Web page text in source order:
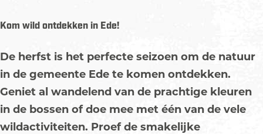
Kom wild ontdekken in Ede!
De herfst is het perfecte seizoen om de natuur
in de gemeente Ede te komen ontdekken.
Geniet al wandelend van de prachtige kleuren
in de bossen of doe mee met één van de vele
wildactiviteiten. Proef de smakelijke